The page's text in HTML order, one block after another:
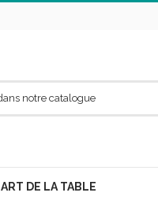
ART DE LA TABLE